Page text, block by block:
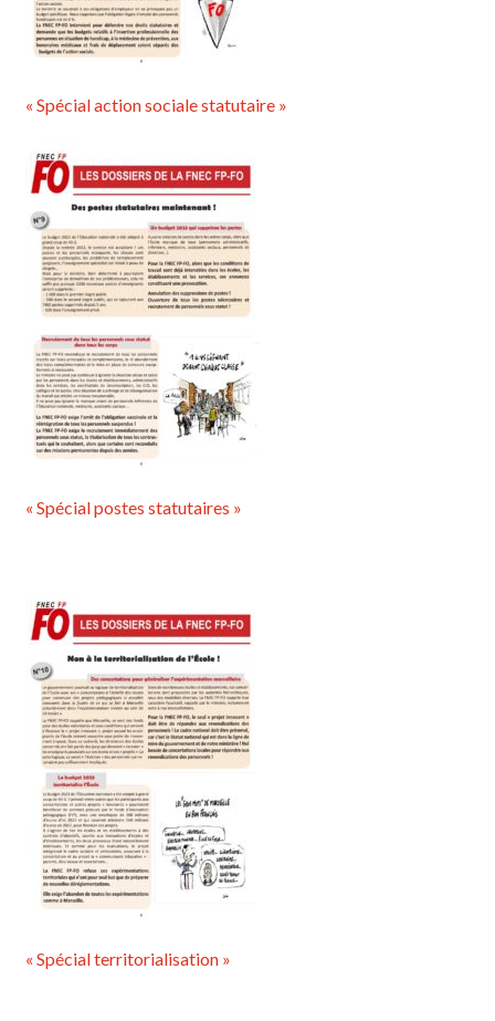
« Spécial action sociale statutaire »
« Spécial postes statutaires »
« Spécial territorialisation »